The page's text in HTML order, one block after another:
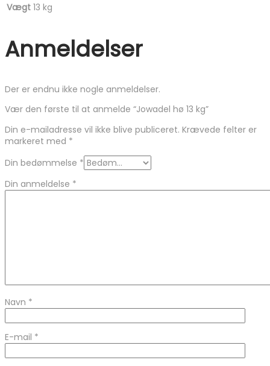
Vægt 13 kg
Anmeldelser
Der er endnu ikke nogle anmeldelser.
Vær den første til at anmelde “Jowadel hø 13 kg”
Din e-mailadresse vil ikke blive publiceret. Krævede felter er
markeret med *
Din bedømmelse *
Din anmeldelse *
Navn *
E-mail *